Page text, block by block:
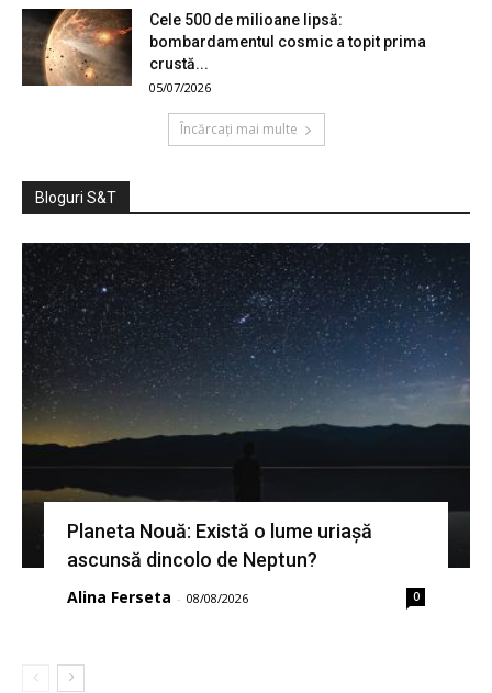
Cele 500 de milioane lipsă:
bombardamentul cosmic a topit prima
crustă...
05/07/2026
Încărcați mai multe
Bloguri S&T
Planeta Nouă: Există o lume uriașă
ascunsă dincolo de Neptun?
Alina Ferseta - 08/08/2026 0